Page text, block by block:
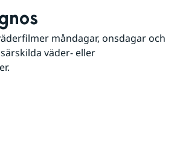
måndagar, onsdagar och
väder- eller